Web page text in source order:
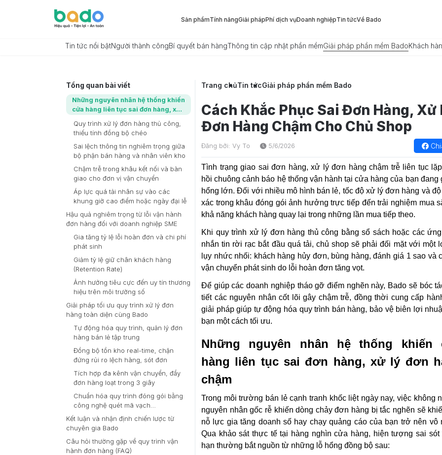
Sản phẩmTính năngGiải phápPhí dịch vụDoanh nghiệpTin tứcVề Bado
Tin tức nổi bậtNgười thành côngBí quyết bán hàngThông tin cập nhật phần mềmGiải pháp phần mềm BadoKhách
Tổng quan bài viết
Những nguyên nhân hệ thống khiến
cửa hàng liên tục sai đơn hàng, xử
Quy trình xử lý đơn hàng thủ công,
thiếu tính đồng bộ chéo
Sai lệch thông tin nghiêm trọng giữa
bộ phận bán hàng và nhân viên kho
Chậm trễ trong khâu kết nối và bàn
giao cho đơn vị vận chuyển
Áp lực quá tải nhân sự vào các
khung giờ cao điểm hoặc ngày đại lễ
Hậu quả nghiêm trọng từ lỗi vận hành
đơn hàng đối với doanh nghiệp SME
Gia tăng tỷ lệ lỗi hoàn đơn và chi phí
phát sinh
Giảm tỷ lệ giữ chân khách hàng
(Retention Rate)
Ảnh hưởng tiêu cực đến uy tín thương
hiệu trên môi trường số
Giải pháp tối ưu quy trình xử lý đơn
hàng toàn diện cùng Bado
Tự động hóa quy trình, quản lý đơn
hàng bán lẻ tập trung
Đồng bộ tồn kho real-time, chặn
đứng rủi ro lệch hàng, sót đơn
Tích hợp đa kênh vận chuyển, đẩy
đơn hàng loạt trong 3 giây
Chuẩn hóa quy trình đóng gói bằng
công nghệ quét mã vạch
(Barcode/QR)
Kết luận và nhận định chiến lược từ
chuyên gia Bado
Câu hỏi thường gặp về quy trình vận
hành đơn hàng (FAQ)
Trang chủTin tứcGiải pháp phần mềm Bado
Cách Khắc Phục Sai Đơn Hàng, Xử
Đơn Hàng Chậm Cho Chủ Shop
Đăng bởi: Vy To 5/6/2026
Tình trạng giao sai đơn hàng, xử lý đơn hàng chậm trễ liên tục
hồi chuông cảnh báo hệ thống vận hành tại cửa hàng của bạn đang
hổng lớn. Đối với nhiều mô hình bán lẻ, tốc độ xử lý đơn hàng và
xác trong khâu đóng gói ảnh hưởng trực tiếp đến trải nghiệm mua
khả năng khách hàng quay lại trong những lần mua tiếp theo.
Khi quy trình xử lý đơn hàng thủ công bằng sổ sách hoặc các
nhắn tin rời rạc bắt đầu quá tải, chủ shop sẽ phải đối mặt với một
lụy nhức nhối: khách hàng hủy đơn, bùng hàng, đánh giá 1 sao và
vận chuyển phát sinh do lỗi hoàn đơn tăng vọt.
Để giúp các doanh nghiệp tháo gỡ điểm nghẽn này, Bado sẽ bóc
tiết các nguyên nhân cốt lõi gây chậm trễ, đồng thời cung cấp
giải pháp giúp tự động hóa quy trình bán hàng, bảo vệ biên lợi
bạn một cách tối ưu.
Những nguyên nhân hệ thống khiến
hàng liên tục sai đơn hàng, xử lý đơn
chậm
Trong môi trường bán lẻ cạnh tranh khốc liệt ngày nay, việc không
nguyên nhân gốc rễ khiến dòng chảy đơn hàng bị tắc nghẽn sẽ
nỗ lực gia tăng doanh số hay chạy quảng cáo của bạn trở nên vô
Qua khảo sát thực tế tại hàng nghìn cửa hàng, hiện tượng sai sót
hạn thường bắt nguồn từ những lỗ hổng đồng bộ sau: